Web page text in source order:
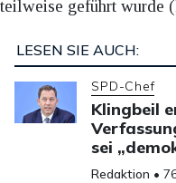
teilweise geführt wurde
LESEN SIE AUCH:
SPD-Chef
Klingbeil
sei
Redaktion •